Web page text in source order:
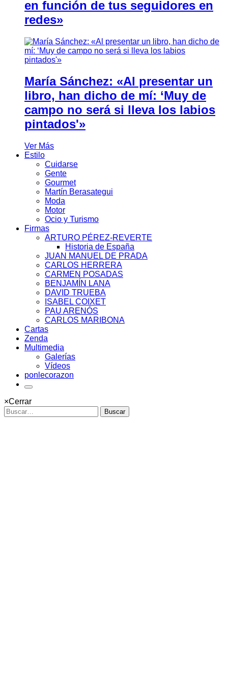
en función de tus seguidores en
redes»
María Sánchez: «Al presentar un
libro, han dicho de mí: ‘Muy de
campo no será si lleva los labios
pintados'»
Ver Más
Estilo
Cuidarse
Gente
Gourmet
Martín Berasategui
Moda
Motor
Ocio y Turismo
Firmas
ARTURO PÉREZ-REVERTE
Historia de España
JUAN MANUEL DE PRADA
CARLOS HERRERA
CARMEN POSADAS
BENJAMÍN LANA
DAVID TRUEBA
ISABEL COIXET
PAU ARENÓS
CARLOS MARIBONA
Cartas
Zenda
Multimedia
Galerías
Vídeos
ponlecorazon
×Cerrar
Buscar